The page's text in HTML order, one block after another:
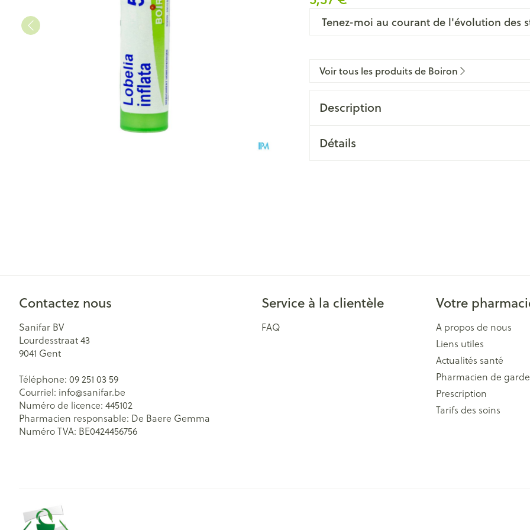
Tenez-moi au courant de l'évolution des
Voir tous les produits de Boiron
Description
Détails
Contactez nous
Sanifar BV
Lourdesstraat 43
9041 Gent
Téléphone: 09 251 03 59
Courriel: info@sanifar.be
Numéro de licence: 445102
Pharmacien responsable: De Baere Gemma
Numéro TVA: BE0424456756
Service à la clientèle
FAQ
Votre
A propos de nous
Liens utiles
Actualités santé
Pharmacien de garde
Prescription
Tarifs des soins